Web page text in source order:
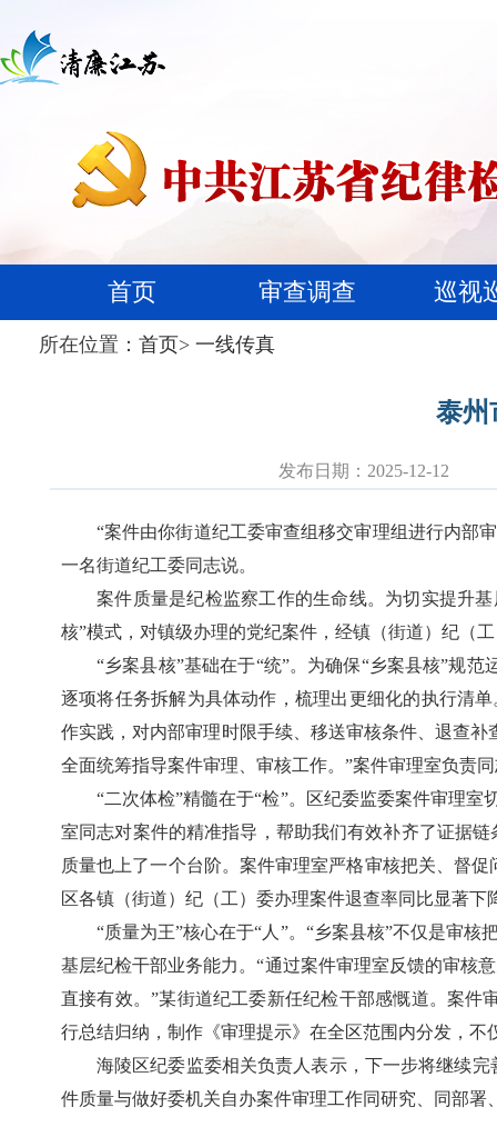
首页 审查调查 巡视
所在位置： 首页> 一线传真
泰州
发布日期：2025-12-12
“案件由你街道纪工委审查组移交审理组进行内部
一名街道纪工委同志说。
案件质量是纪检监察工作的生命线。为切实提升
核”模式，对镇级办理的党纪案件，经镇（街道）纪（
“乡案县核”基础在于“统”。为确保“乡案县核”规
逐项将任务拆解为具体动作，梳理出更细化的执行清
作实践，对内部审理时限手续、移送审核条件、退查
全面统筹指导案件审理、审核工作。”案件审理室负责
“二次体检”精髓在于“检”。区纪委监委案件审理
室同志对案件的精准指导，帮助我们有效补齐了证据
质量也上了一个台阶。案件审理室严格审核把关、督
区各镇（街道）纪（工）委办理案件退查率同比显著下
“质量为王”核心在于“人”。“乡案县核”不仅是审
基层纪检干部业务能力。“通过案件审理室反馈的审核
直接有效。”某街道纪工委新任纪检干部感慨道。案件
行总结归纳，制作《审理提示》在全区范围内分发，
海陵区纪委监委相关负责人表示，下一步将继续
件质量与做好委机关自办案件审理工作同研究、同部